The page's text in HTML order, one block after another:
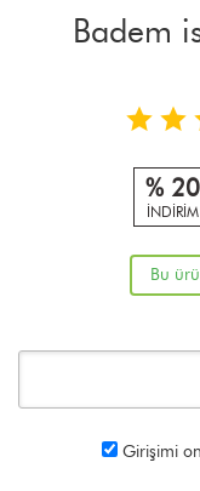
Badem
% 20
İNDİRİM
Bu
Girişimi